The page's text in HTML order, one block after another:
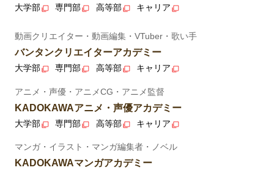
大学部 専門部 高等部 キャリア
動画クリエイター・動画編集・VTuber・歌い手
バンタンクリエイターアカデミー
大学部 専門部 高等部 キャリア
アニメ・声優・アニメCG・アニメ監督
KADOKAWAアニメ・声優アカデミー
大学部 専門部 高等部 キャリア
マンガ・イラスト・マンガ編集者・ノベル
KADOKAWAマンガアカデミー